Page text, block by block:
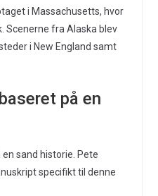
i Massachusetts, hvor
Scenerne fra Alaska blev
i New England samt
på en
sand historie. Pete
specifikt til denne